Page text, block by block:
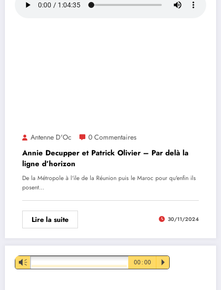
Antenne D'Oc 0 Commentaires
Annie Decupper et Patrick Olivier – Par delà la
ligne d’horizon
De la Métropole à l'ile de la Réunion puis le Maroc pour qu'enfin ils
posent…
Lire la suite 30/11/2024
Lecteur
audio
Vm 00:00 P